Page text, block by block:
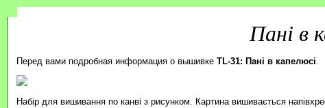
Пані в
Перед вами подробная информация о вышивке TL-31: Пані в капелюсі
Набір для вишивання по канві з рисунком. Картина вишивається